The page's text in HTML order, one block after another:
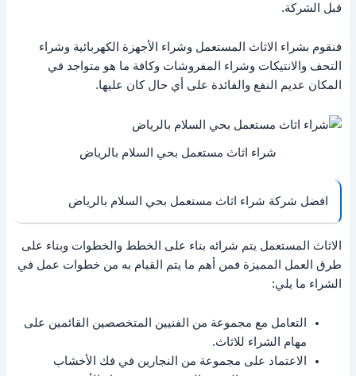
قبل الشركة.
فنقوم بشراء الاثاث المستعمل وشراء الأجهزة الكهربائية وشراء
التحف والانتيكات وشراء المفروشات وكافة ما هو متواجد في
المكان عديم النفع والفائدة على أي حال كان عليها.
شراء اثاث مستعمل بحي السلام بالرياض
افضل شركة شراء اثاث مستعمل بحي السلام بالرياض
الاثاث المستعمل يتم شرائه بناء على الخطط والخطوات وبناء على
طرق العمل المميزة فمن أهم ما يتم القيام به من خطوات عمل في
الشراء ما يلي:
التعامل مع مجموعة من الفنيين المتخصصين القائمين على
مهام الشراء للاثاث.
الاعتماد على مجموعة من النجارين في فك الأخشاب